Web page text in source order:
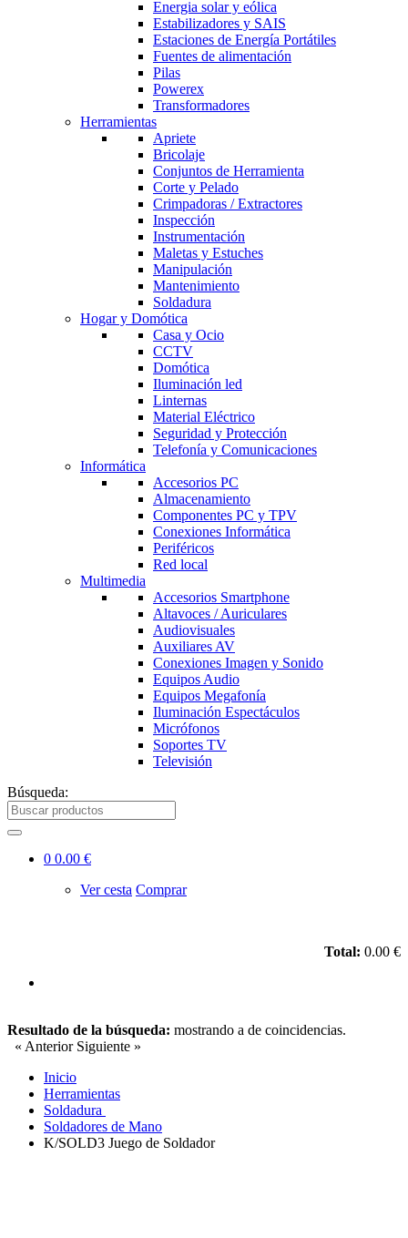
Energia solar y eólica
Estabilizadores y SAIS
Estaciones de Energía Portátiles
Fuentes de alimentación
Pilas
Powerex
Transformadores
Herramientas
Apriete
Bricolaje
Conjuntos de Herramienta
Corte y Pelado
Crimpadoras / Extractores
Inspección
Instrumentación
Maletas y Estuches
Manipulación
Mantenimiento
Soldadura
Hogar y Domótica
Casa y Ocio
CCTV
Domótica
Iluminación led
Linternas
Material Eléctrico
Seguridad y Protección
Telefonía y Comunicaciones
Informática
Accesorios PC
Almacenamiento
Componentes PC y TPV
Conexiones Informática
Periféricos
Red local
Multimedia
Accesorios Smartphone
Altavoces / Auriculares
Audiovisuales
Auxiliares AV
Conexiones Imagen y Sonido
Equipos Audio
Equipos Megafonía
Iluminación Espectáculos
Micrófonos
Soportes TV
Televisión
Búsqueda:
0 0.00 €
Ver cesta Comprar
Total: 0.00 €
Resultado de la búsqueda: mostrando a de coincidencias.
« Anterior Siguiente »
Inicio
Herramientas
Soldadura
Soldadores de Mano
K/SOLD3 Juego de Soldador